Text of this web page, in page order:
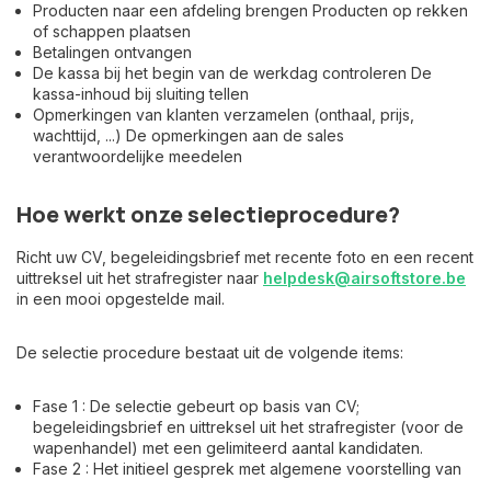
Producten naar een afdeling brengen Producten op rekken
of schappen plaatsen
Betalingen ontvangen
De kassa bij het begin van de werkdag controleren De
kassa-inhoud bij sluiting tellen
Opmerkingen van klanten verzamelen (onthaal, prijs,
wachttijd, ...) De opmerkingen aan de sales
verantwoordelijke meedelen
Hoe werkt onze selectieprocedure?
Richt uw CV, begeleidingsbrief met recente foto en een recent
uittreksel uit het strafregister naar helpdesk@airsoftstore.be
in een mooi opgestelde mail.
De selectie procedure bestaat uit de volgende items:
Fase 1 : De selectie gebeurt op basis van CV;
begeleidingsbrief en uittreksel uit het strafregister (voor de
wapenhandel) met een gelimiteerd aantal kandidaten.
Fase 2 : Het initieel gesprek met algemene voorstelling van